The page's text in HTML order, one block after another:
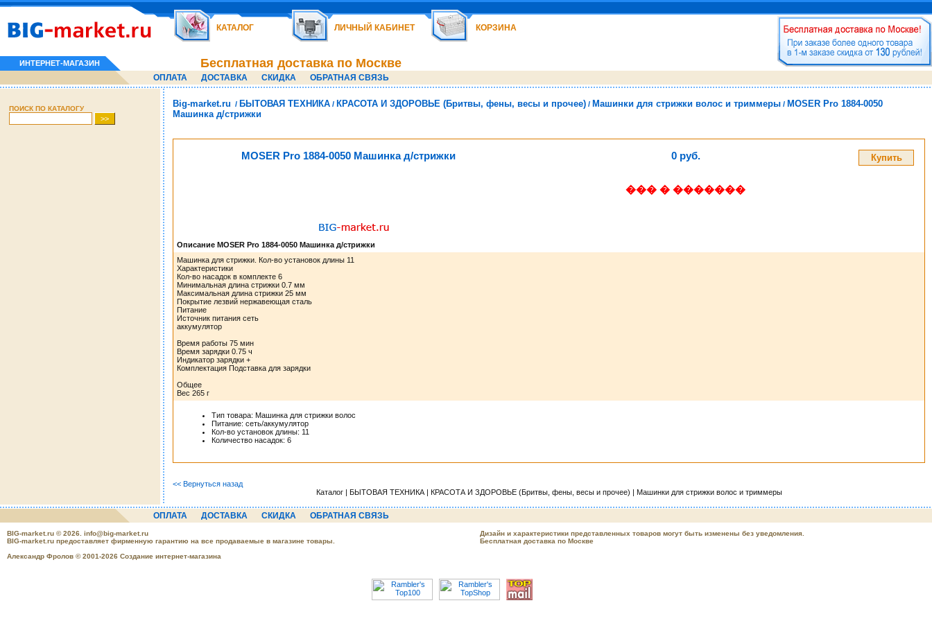
КАТАЛОГ ЛИЧНЫЙ КАБИНЕТ КОРЗИНА
ИНТЕРНЕТ-МАГАЗИН Бесплатная доставка по Москве
ОПЛАТА ДОСТАВКА СКИДКА ОБРАТНАЯ СВЯЗЬ
ПОИСК ПО КАТАЛОГУ Big-market.ru / БЫТОВАЯ ТЕХНИКА / КРАСОТА И ЗДОРОВЬЕ (Бритвы, фены, весы и прочее) / Машинки для стрижки волос и триммеры / MOSER Pro 1884-0050
Машинка д/стрижки
MOSER Pro 1884-0050 Машинка д/стрижки 0 руб.
��� � �������
Описание MOSER Pro 1884-0050 Машинка д/стрижки
Машинка для стрижки. Кол-во установок длины 11
Характеристики
Кол-во насадок в комплекте 6
Минимальная длина стрижки 0.7 мм
Максимальная длина стрижки 25 мм
Покрытие лезвий нержавеющая сталь
Питание
Источник питания сеть
аккумулятор
Время работы 75 мин
Время зарядки 0.75 ч
Индикатор зарядки +
Комплектация Подставка для зарядки
Общее
Вес 265 г
Тип товара: Машинка для стрижки волос
Питание: сеть/аккумулятор
Кол-во установок длины: 11
Количество насадок: 6
<< Вернуться назад
Каталог | БЫТОВАЯ ТЕХНИКА | КРАСОТА И ЗДОРОВЬЕ (Бритвы, фены, весы и прочее) | Машинки для стрижки волос и триммеры
ОПЛАТА ДОСТАВКА СКИДКА ОБРАТНАЯ СВЯЗЬ
BIG-market.ru © 2026. info@big-market.ru
BIG-market.ru предоставляет фирменную гарантию на все продаваемые в магазине товары.
Александр Фролов © 2001-2026 Создание интернет-магазина
Дизайн и характеристики представленных товаров могут быть изменены без уведомления.
Бесплатная доставка по Москве